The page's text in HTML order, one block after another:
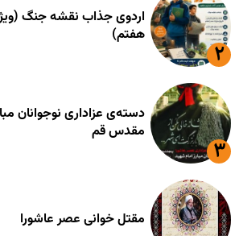
اردوی جذاب نقشه جنگ
هفتم)
دسته‌ی عزاداری نوجوانان
مقدس قم
مقتل خوانی عصر عاشورا